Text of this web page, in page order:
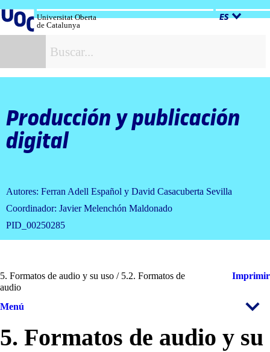
al
contenido
Universitat Oberta
de Catalunya
ES
Producción y publicación
digital
Autores: Ferran Adell Español y David Casacuberta Sevilla
Coordinador: Javier Melenchón Maldonado
PID_00250285
5. Formatos de audio y su uso / 5.2. Formatos de
audio
Imprimir
Menú
5. Formatos de audio y su